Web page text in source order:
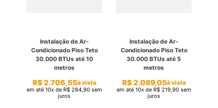
Instalação de Ar-
Condicionado Piso Teto
30.000 BTUs até 10
metros
R$2.706,55à vista
em até 10x de R$ 284,90sem
juros
Instalação de Ar-
Condicionado Piso Teto
30.000 BTUs até 5
metros
R$2.089,05à vista
em até 10x de R$ 219,90sem
juros